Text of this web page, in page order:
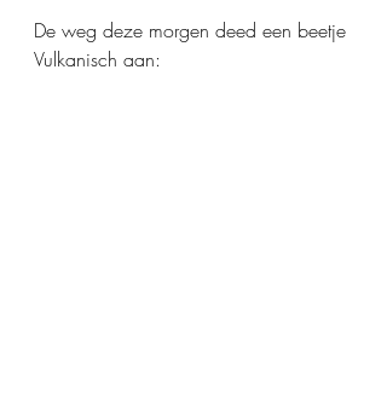
De weg deze morgen deed een beetje
Vulkanisch aan: